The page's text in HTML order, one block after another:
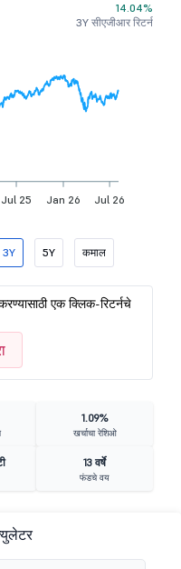
14.04%
3Y सीएजीआर रिटर्न
Jul 25 Jan 26 Jul 26
3Y 5Y कमाल
एक क्लिक-रिटर्नचे
1.09%
खर्चाचा रेशिओ
13 वर्षे
फंडचे वय